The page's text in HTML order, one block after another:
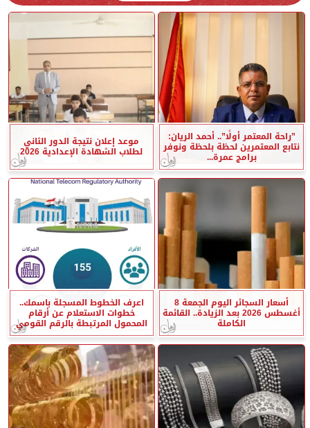
”راحة المعتمر أولًا”.. أحمد الريان:
نتابع المعتمرين لحظة بلحظة ونوفر
برامج عمرة...
موعد إعلان نتيجة الدور الثاني
لطلاب الشهادة الإعدادية 2026
أسعار السجائر اليوم الجمعة 8
أغسطس 2026 بعد الزيادة.. القائمة
الكاملة
اعرف الخطوط المسجلة باسمك..
خطوات الاستعلام عن أرقام
المحمول المرتبطة بالرقم القومي